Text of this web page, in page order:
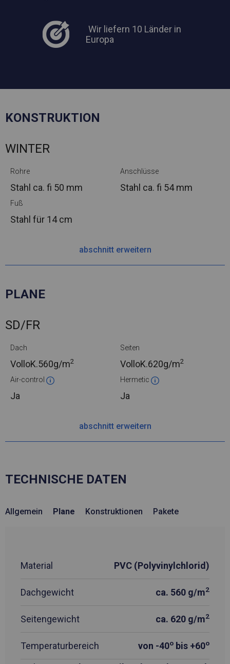
Wir liefern 10 Länder in
Europa
KONSTRUKTION
WINTER
Rohre
Stahl ca. fi 50 mm
Anschlüsse
Stahl ca. fi 54 mm
Fuß
Stahl für 14 cm
abschnitt erweitern
PLANE
SD/FR
Dach
VolloK.560g/m2
Seiten
VolloK.620g/m2
Air-control
Ja
Hermetic
Ja
abschnitt erweitern
TECHNISCHE DATEN
Allgemein Plane Konstruktionen Pakete
Material PVC (Polyvinylchlorid)
Dachgewicht ca. 560 g/m2
Seitengewicht ca. 620 g/m2
Temperaturbereich von -40o bis +60o